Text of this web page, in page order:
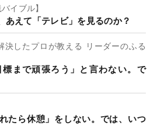
イブル】
あえて「テレビ」を見るのか？
決したプロが教える リーダーのふる
まで頑張ろう」と言わない。で
たら休憩」をしない。では、いつ